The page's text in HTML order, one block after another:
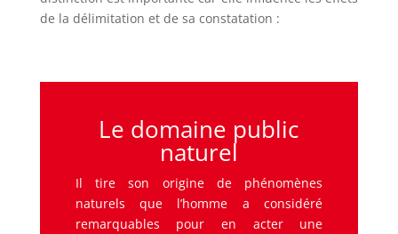
de la délimitation et de sa constatation :
Le domaine public
naturel
Il tire son origine de phénomènes
naturels que l’homme a considéré
remarquables pour en acter une